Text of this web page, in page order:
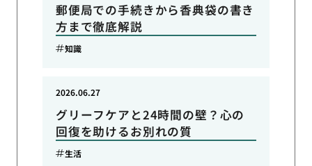
郵便局での手続きから香典袋の書き
方まで徹底解説
知識
グリーフケアと24時間の壁？心の
回復を助けるお別れの質
2026.06.27
生活